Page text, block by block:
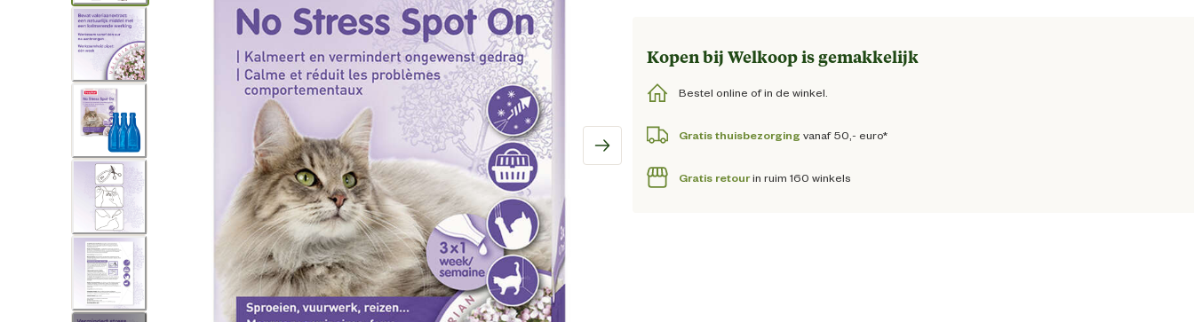
Kopen bij Welkoop is gemakkelijk
Bestel online of in de winkel.
Gratis thuisbezorging vanaf 50,- euro*
Gratis retourin ruim 160 winkels